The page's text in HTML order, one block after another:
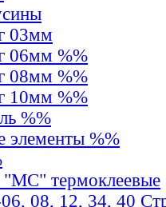
03мм
06мм %%
08мм %%
10мм %%
%%
%%
"MС" термоклеевые
08, 12, 34, 40